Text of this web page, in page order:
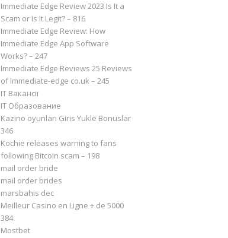
Immediate Edge Review 2023 Is It a
Scam or Is It Legit? – 816
Immediate Edge Review: How
Immediate Edge App Software
Works? – 247
Immediate Edge Reviews 25 Reviews
of Immediate-edge co.uk – 245
IT Вакансії
IT Образование
Kazino oyunları Giris Yukle Bonuslar
346
Kochie releases warning to fans
following Bitcoin scam – 198
mail order bride
mail order brides
marsbahis dec
Meilleur Casino en Ligne + de 5000
384
Mostbet